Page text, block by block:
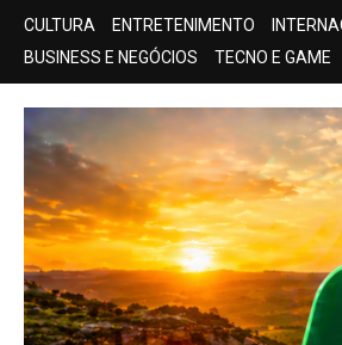
Skip
content
CULTURA ENTRETENIMENTO
BUSINESS E NEGÓCIOS
TECNO E GAME